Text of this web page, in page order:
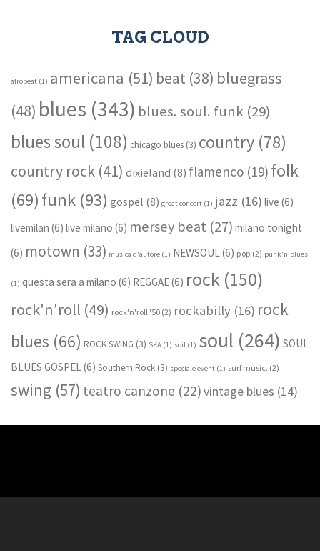
TAG CLOUD
afrobeat (1) americana (51) beat (38) bluegrass
(48) blues (343) blues. soul. funk (29)
blues soul (108) chicago blues (3) country (78)
country rock (41) dixieland (8) flamenco (19) folk
(69) funk (93) gospel (8) great concert (1) jazz (16) live (6)
livemilan (6) live milano (6) mersey beat (27) milano tonight
(6) motown (33) musica d'autore (1) NEWSOUL (6) pop (2) punk'n'blues
(1) questa sera a milano (6) REGGAE(6) rock (150)
rock'n'roll (49) rock'n'roll '50 (2) rockabilly (16) rock
blues (66) ROCK SWING (3) SKA (1) soil (1) soul (264) SOUL
BLUES GOSPEL (6) Southern Rock (3) speciale event (1) surf music. (2)
swing (57) teatro canzone (22)vintage blues (14)